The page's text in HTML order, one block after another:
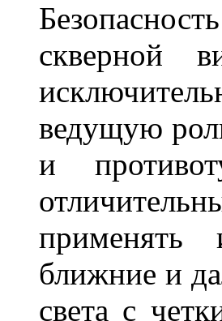
скверной
ведущую
и
применять
ближние и
света с